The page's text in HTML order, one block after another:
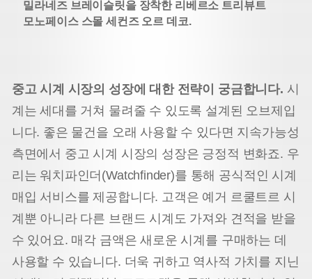
밀라네즈 브레이슬릿을 장착한 리베르소 트리뷰트
모노페이스 스몰 세컨즈 오르 데코.
중고 시계 시장의 성장에 대한 전략이 궁금합니다. 시
계는 세대를 거쳐 물려줄 수 있도록 설계된 오브제입
니다. 좋은 물건을 오래 사용할 수 있다면 지속가능성
측면에서 중고 시계 시장의 성장은 긍정적 변화죠. 우
리는 워치파인더(Watchfinder)를 통해 공식적인 시계
매입 서비스를 제공합니다. 고객은 예거 르쿨트르 시
계뿐 아니라 다른 브랜드 시계도 가져와 견적을 받을
수 있어요. 매각 금액은 새로운 시계를 구매하는 데
사용할 수 있습니다. 더욱 귀하고 역사적 가치를 지닌